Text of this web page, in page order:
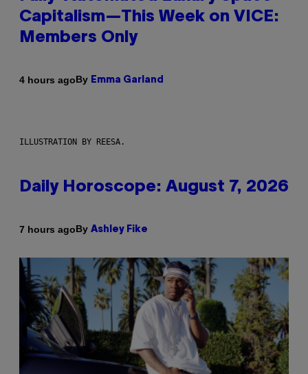
Capitalism—This Week on VICE:
Members Only
4 hours agoBy Emma Garland
ILLUSTRATION BY REESA.
Daily Horoscope: August 7, 2026
7 hours agoBy Ashley Fike